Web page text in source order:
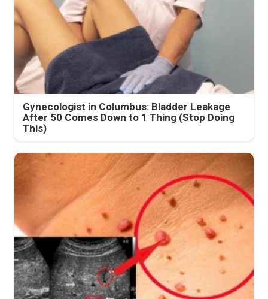
Gynecologist in Columbus: Bladder Leakage
After 50 Comes Down to 1 Thing (Stop Doing
This)